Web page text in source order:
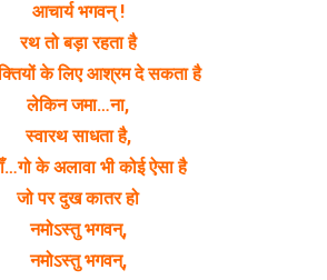
आचार्य भगवन् !
रथ तो बड़ा रहता है
के लिए आश्रम दे सकता है
लेकिन जमा…ना,
स्वारथ साधता है,
के अलावा भी कोई ऐसा है
जो पर दुख कातर हो
नमोऽस्तु भगवन्,
नमोऽस्तु भगवन्,